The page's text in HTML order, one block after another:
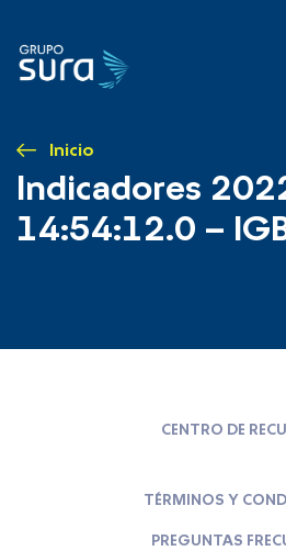
Inicio
Indicadores
14:54:12.0 –
CENTRO DE
TÉRMINOS Y
PREGUNTAS